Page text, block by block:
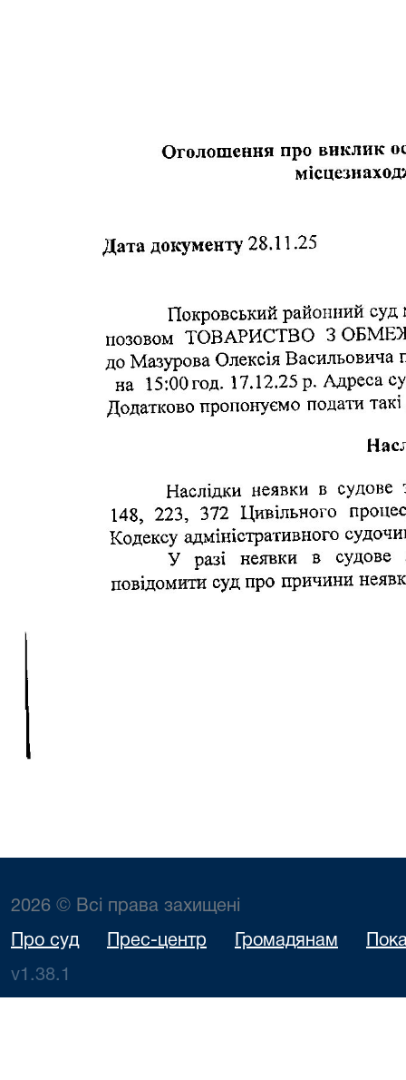
2026 © Всі права захищені
Про суд Прес-центр Громадянам
v1.38.1